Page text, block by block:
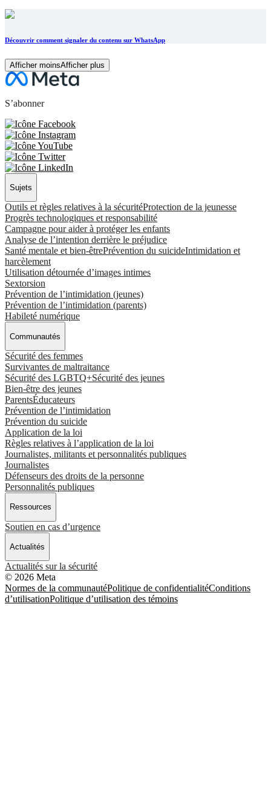
Découvrir comment signaler du contenu sur WhatsApp
Afficher moinsAfficher plus
S’abonner
Sujets
Outils et règles relatives à la sécuritéProtection de la jeunesse
Progrès technologiques et responsabilité
Campagne pour aider à protéger les enfants
Analyse de l’intention derrière le préjudice
Santé mentale et bien-êtrePrévention du suicideIntimidation et
harcèlement
Utilisation détournée d’images intimes
Sextorsion
Prévention de l’intimidation (jeunes)
Prévention de l’intimidation (parents)
Habileté numérique
Communautés
Sécurité des femmes
Survivantes de maltraitance
Sécurité des LGBTQ+Sécurité des jeunes
Bien-être des jeunes
ParentsÉducateurs
Prévention de l’intimidation
Prévention du suicide
Application de la loi
Règles relatives à l’application de la loi
Journalistes, militants et personnalités publiques
Journalistes
Défenseurs des droits de la personne
Personnalités publiques
Ressources
Soutien en cas d’urgence
Actualités
Actualités sur la sécurité
© 2026 Meta
Normes de la communautéPolitique de confidentialitéConditions
d’utilisationPolitique d’utilisation des témoins